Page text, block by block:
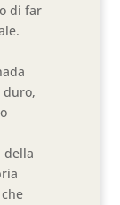
di far
duro,
della